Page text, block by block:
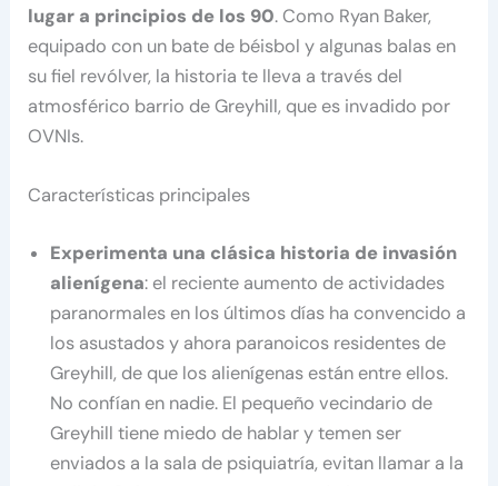
lugar a principios de los 90. Como Ryan Baker,
equipado con un bate de béisbol y algunas balas en
su fiel revólver, la historia te lleva a través del
atmosférico barrio de Greyhill, que es invadido por
OVNIs.
Características principales
Experimenta una clásica historia de invasión
alienígena: el reciente aumento de actividades
paranormales en los últimos días ha convencido a
los asustados y ahora paranoicos residentes de
Greyhill, de que los alienígenas están entre ellos.
No confían en nadie. El pequeño vecindario de
Greyhill tiene miedo de hablar y temen ser
enviados a la sala de psiquiatría, evitan llamar a la